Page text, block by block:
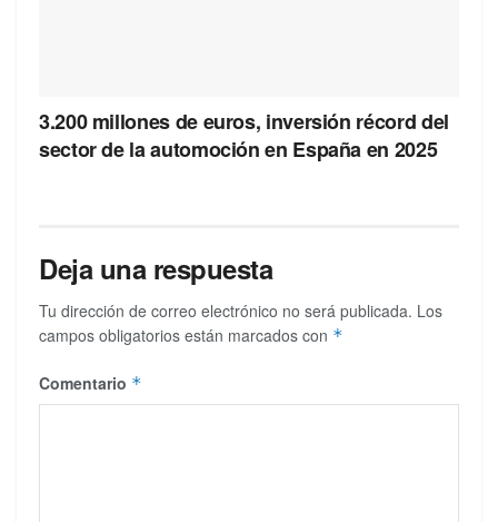
3.200 millones de euros, inversión récord del
sector de la automoción en España en 2025
Deja una respuesta
Tu dirección de correo electrónico no será publicada. Los
campos obligatorios están marcados con *
Comentario *